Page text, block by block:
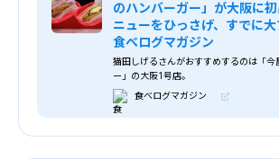
のハンバーガー」が大阪に
ニューをひっさげ、すでに大
食べログマガジン
猫田しげるさんがおすすめするのは「今
ー」の大阪1号店。
食べログマガジン